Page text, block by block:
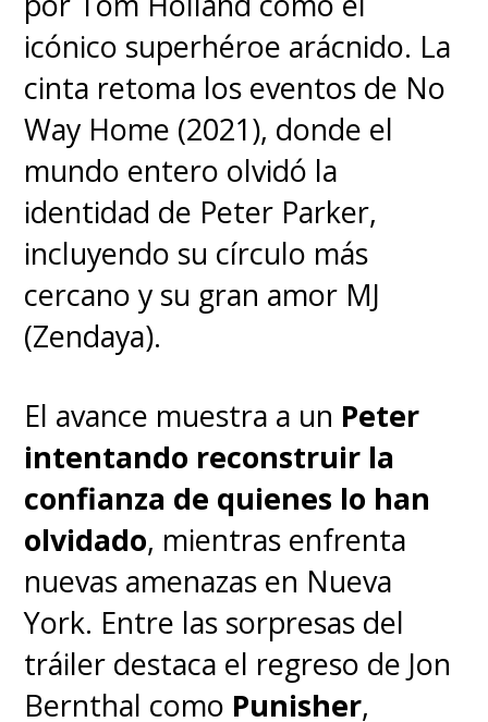
buscando tomarse un descanso
del cine de superhéroes,
dedicándose a trabajar ensu
serie para el universo de "Star
Wars".
Desde el pasado 2 de mayo,
guionistas paralizaron a la
industria de Hollywood al
comenzar una huelga para
exigir a la Alianza de
Productores de Cine y
Televisión (AMPTP) mejores
condiciones de trabajo, un
pago justo de residuales de sus
proyectos, regulación en la
inteligencia artificial, entre otras
icónico superhéroe arácnido. La
cinta retoma los eventos de No
Way Home (2021), donde el
mundo entero olvidó la
identidad de Peter Parker,
incluyendo su círculo más
cercano y su gran amor MJ
(Zendaya).
El avance muestra a un Peter
intentando reconstruir la
confianza de quienes lo han
olvidado, mientras enfrenta
nuevas amenazas en Nueva
York. Entre las sorpresas del
tráiler destaca el regreso de Jon
Bernthal como Punisher,